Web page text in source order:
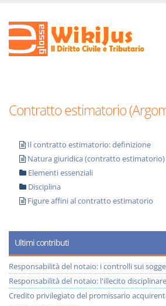
Contratto estimatorio
Il contratto estimatorio: definizione
Natura giuridica (contratto estimatorio)
Elementi essenziali
Disciplina
Figure affini al contratto estimatorio
Ultimi contributi
Responsabilità del notaio: i controlli sui
Responsabilità del notaio: l'illecito
Credito privilegiato del promissario